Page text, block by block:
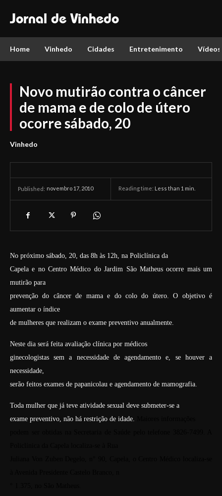
Jornal de Vinhedo
Home Vinhedo Cidades Entretenimento Vídeos
Novo mutirão contra o câncer
de mama e de colo de útero
ocorre sábado, 20
Vinhedo
Published: novembro 17, 2010 Reading time: Less than 1 min.
No próximo sábado, 20, das 8h às 12h, na Policlínica da
Capela e no Centro Médico do Jardim São Matheus ocorre mais um
mutirão para
prevenção do câncer de mama e do colo do útero. O objetivo é
aumentar o índice
de mulheres que realizam o exame preventivo anualmente.
Neste dia será feita avaliação clínica por médicos
ginecologistas sem a necessidade de agendamento e, se houver a
necessidade,
serão feitos exames de papanicolau e agendamento de mamografia.
Toda mulher que já teve atividade sexual deve submeter-se a
exame preventivo, não há restrição de idade.